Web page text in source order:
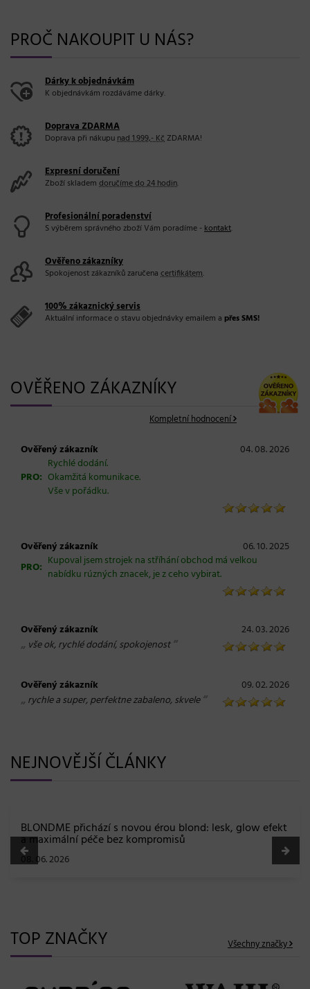
PROČ NAKOUPIT U NÁS?
Dárky k objednávkám
K objednávkám rozdáváme dárky.
Doprava ZDARMA
Doprava při nákupunad 1.999,- KčZDARMA!
Expresní doručení
Zboží skladem doručíme do 24 hodin.
Profesionální poradenství
S výběrem správného zboží Vám poradíme -kontakt.
Ověřeno zákazníky
Spokojenost zákazníků zaručena certifikátem.
100% zákaznický servis
Aktuální informace o stavu objednávky emailem a přes SMS!
OVĚŘENO ZÁKAZNÍKY
Kompletní hodnocení
Ověřený zákazník
04. 08. 2026
PRO:
Rychlé dodání.
Okamžitá komunikace.
Vše v pořádku.
Ověřený zákazník
06. 10. 2025
PRO: Kupoval jsem strojek na stříhání obchod má velkou
nabídku rúzných znacek, je z ceho vybirat.
Ověřený zákazník 24. 03. 2026
„ vše ok, rychlé dodání, spokojenost“
Ověřený zákazník 09. 02. 2026
„ rychle a super, perfektne zabaleno, skvele“
NEJNOVĚJŠÍ ČLÁNKY
BLONDME přichází s novou érou blond: lesk, glow efekt
a maximální péče bez kompromisů
08. 06. 2026
TOP ZNAČKY Všechny značky